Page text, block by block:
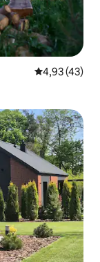
Gemiddelde
4,93 (43)